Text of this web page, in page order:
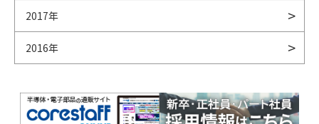
2017年
2016年